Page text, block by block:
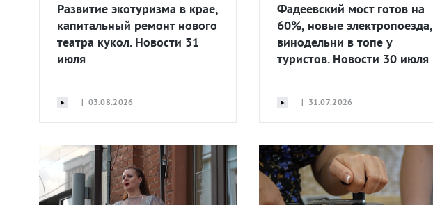
Развитие экотуризма в крае,
капитальный ремонт нового
театра кукол. Новости 31
июля
| 03.08.2026
Фадеевский мост готов на
60%, новые электропоезда,
винодельни в топе у
туристов. Новости 30 июля
| 31.07.2026